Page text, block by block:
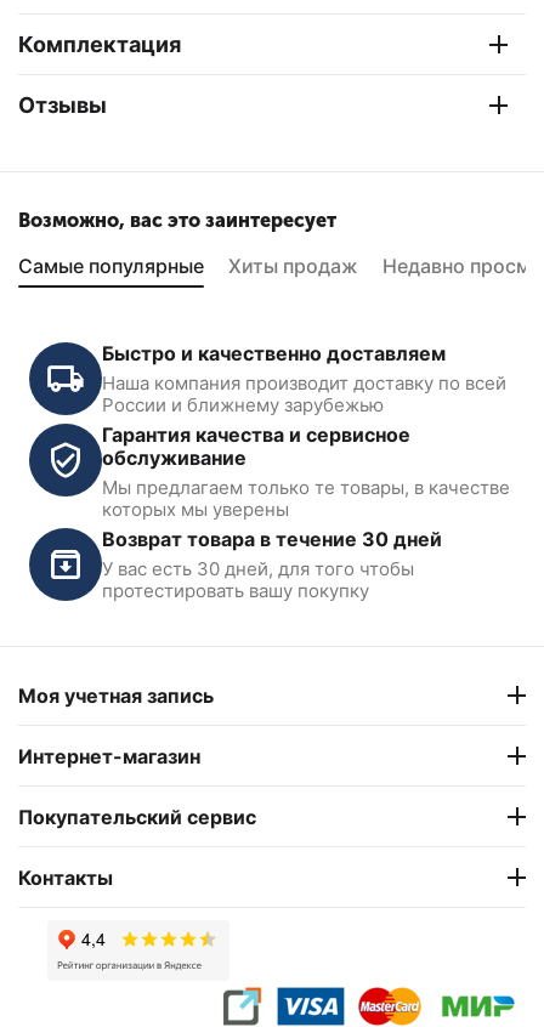
Комплектация
Отзывы
Возможно, вас это заинтересует
Самые популярные Хиты продаж Недавно
Быстро и качественно доставляем
Наша компания производит доставку по всей
России и ближнему зарубежью
Гарантия качества и сервисное
обслуживание
Мы предлагаем только те товары, в качестве
которых мы уверены
Возврат товара в течение 30 дней
У вас есть 30 дней, для того чтобы
протестировать вашу покупку
Моя учетная запись
Интернет-магазин
Покупательский сервис
Контакты